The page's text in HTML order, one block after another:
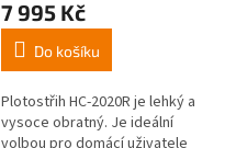
7 995 Kč
Do košíku
Plotostřih HC-2020R je lehký a
vysoce obratný. Je ideální
volbou pro domácí uživatele